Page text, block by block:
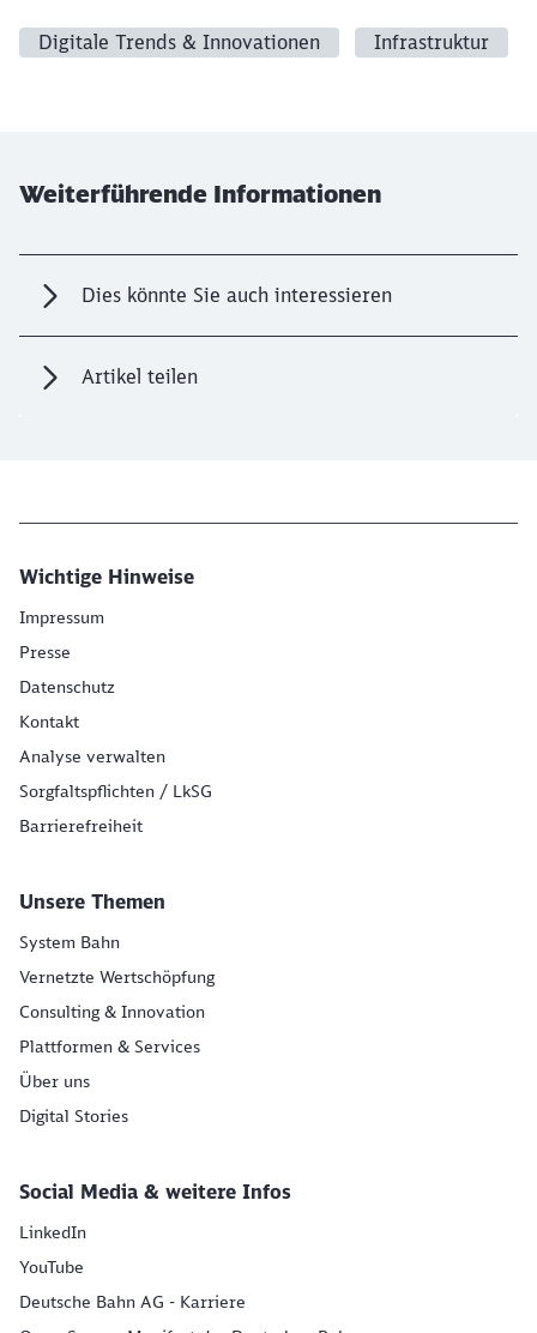
Digitale Trends & Innovationen Infrastruktur
Weiterführende Informationen
Dies könnte Sie auch interessieren
Artikel teilen
Wichtige Hinweise
Impressum
Presse
Datenschutz
Kontakt
Analyse verwalten
Sorgfaltspflichten / LkSG
Barrierefreiheit
Unsere Themen
System Bahn
Vernetzte Wertschöpfung
Consulting & Innovation
Plattformen & Services
Über uns
Digital Stories
Social Media & weitere Infos
LinkedIn
YouTube
Deutsche Bahn AG - Karriere